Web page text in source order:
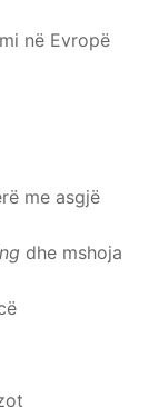
në Evropë
me asgjë
dhe mshoja